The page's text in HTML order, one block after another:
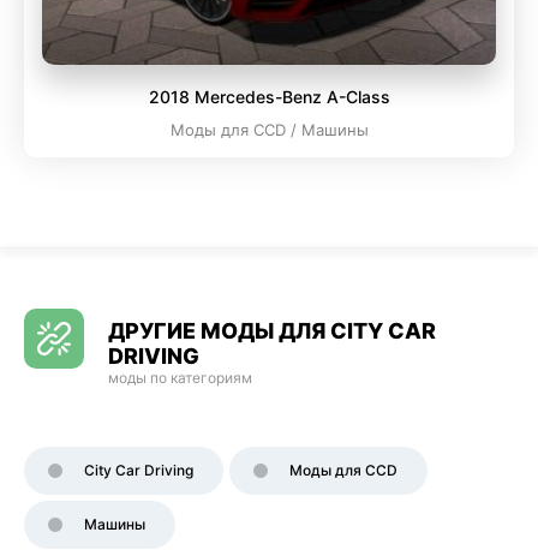
2018 Mercedes-Benz A-Class
Моды для CCD / Машины
ДРУГИЕ МОДЫ ДЛЯ CITY CAR
DRIVING
моды по категориям
City Car Driving Моды для CCD
Машины